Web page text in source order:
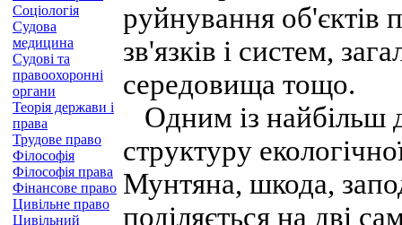
Соціологія
Судова
медицина
Судові та
правоохоронні
органи
Теорія держави і
права
Трудове право
Філософія
Філософія права
Фінансове право
Цивільне право
Цивільний
руйнування об'єктів
зв'язків і систем,
середовища тощо.
Одним із найбільш
структуру
Мунтяна, шкода,
поділяється на дві